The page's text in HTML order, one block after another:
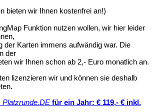
bieten wir Ihnen kostenfrei an!)
Funktion nutzen wollen, wir hier leider
der Karten immens aufwändig war. Die
der
wir Ihnen schon ab 2,- Euro monatlich an.
lizenzieren wir und können sie deshalb
Platzrunde.DE für ein Jahr: € 119,- € inkl.